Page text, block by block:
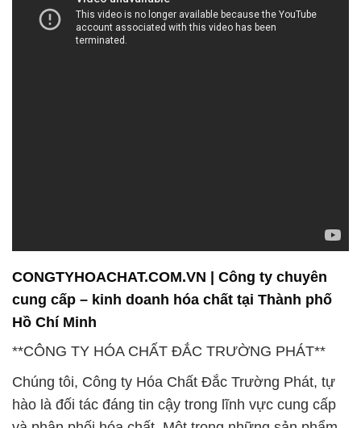
và phân phối hóa chất. Một trong những sản phẩm
nổi bật của chúng tôi là Acid sulfuric 98%, đảm bảo
chất lượng cao và đáp ứng đầy đủ các tiêu chuẩn
an toàn.
Chúng tôi không chỉ là một doanh nghiệp hóa chất
mà còn là một người bạn đồng hành, tận tâm xây
dựng một tương lai tốt đẹp cho cộng đồng và môi
trường. Sứ mệnh của chúng tôi không chỉ là cung
cấp sản phẩm chất lượng mà còn đó là đồng hành